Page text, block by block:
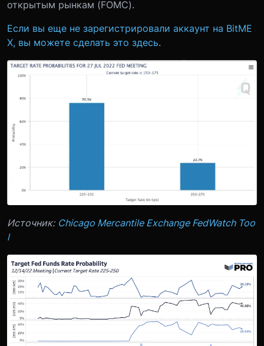
открытым рынкам (FOMC).
Если вы еще не зарегистрировали аккаунт на BitME
X, вы можете сделать это здесь.
Источник: Chicago Mercantile Exchange FedWatch Too
l